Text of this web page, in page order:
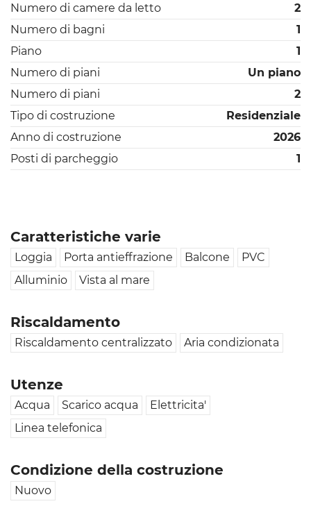
Numero di camere da letto
2
Numero di bagni
1
Piano
1
Numero di piani
Un piano
Numero di piani
2
Tipo di costruzione
Residenziale
Anno di costruzione
2026
Posti di parcheggio
1
Caratteristiche varie
Loggia Porta antieffrazione Balcone
PVC
Alluminio
Vista al mare
Riscaldamento
Riscaldamento centralizzato Aria condizionata
Utenze
Acqua Scarico acqua
Elettricita'
Linea telefonica
Condizione della costruzione
Nuovo